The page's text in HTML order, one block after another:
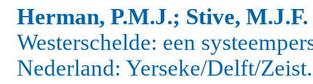
Herman, P.M.J.; Stive, M.J.F.
Westerschelde: een
Nederland: Yerseke/Delft/